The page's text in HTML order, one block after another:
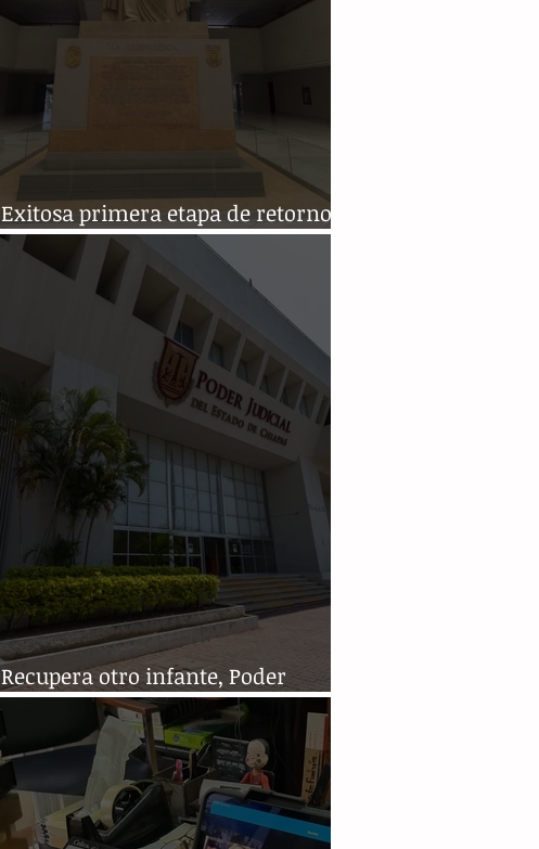
Exitosa primera etapa de retorno
del Poder Judicial
Recupera otro infante, Poder
Judicial del Estado